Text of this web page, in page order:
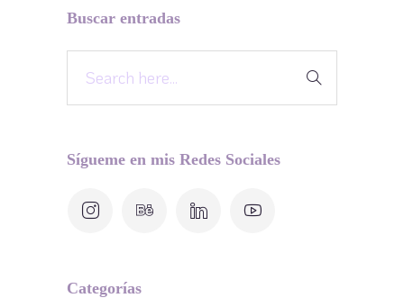
Buscar entradas
Sígueme en mis Redes Sociales
Categorías